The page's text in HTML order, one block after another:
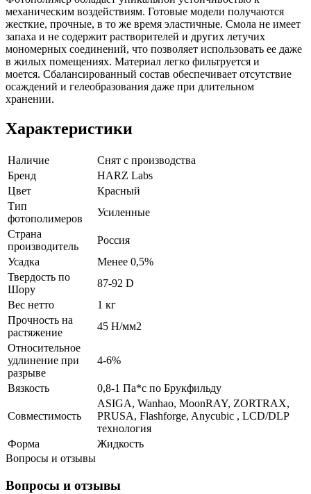
механическим воздействиям. Готовые модели получаются
жесткие, прочные, в то же время эластичные. Смола не имеет
запаха и не содержит растворителей и других летучих
мономерных соединений, что позволяет использовать ее даже
в жилых помещениях. Материал легко фильтруется и
моется. Сбалансированный состав обеспечивает отсутствие
осаждений и гелеобразования даже при длительном
хранении.
Характеристики
Наличие
Снят с производства
Бренд
HARZ Labs
Цвет
Красный
Тип
фотополимеров
Усиленные
Страна
производитель
Россия
Усадка
Менее 0,5%
Твердость по
Шору
87-92 D
Вес нетто
1 кг
Прочность на
растяжение
45 Н/мм2
Относительное
удлинение при
разрыве
4-6%
Вязкость 0,8-1 Па*с по Брукфильду
Совместимость
ASIGA, Wanhao, MoonRAY, ZORTRAX,
PRUSA, Flashforge, Anycubic , LCD/DLP
технология
Форма
Жидкость
Вопросы и отзывы
Вопросы и отзывы